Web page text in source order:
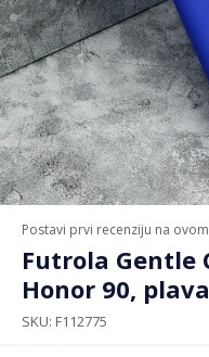
Postavi prvi recenziju na
Futrola Gentle
Honor 90, plava
SKU F112775